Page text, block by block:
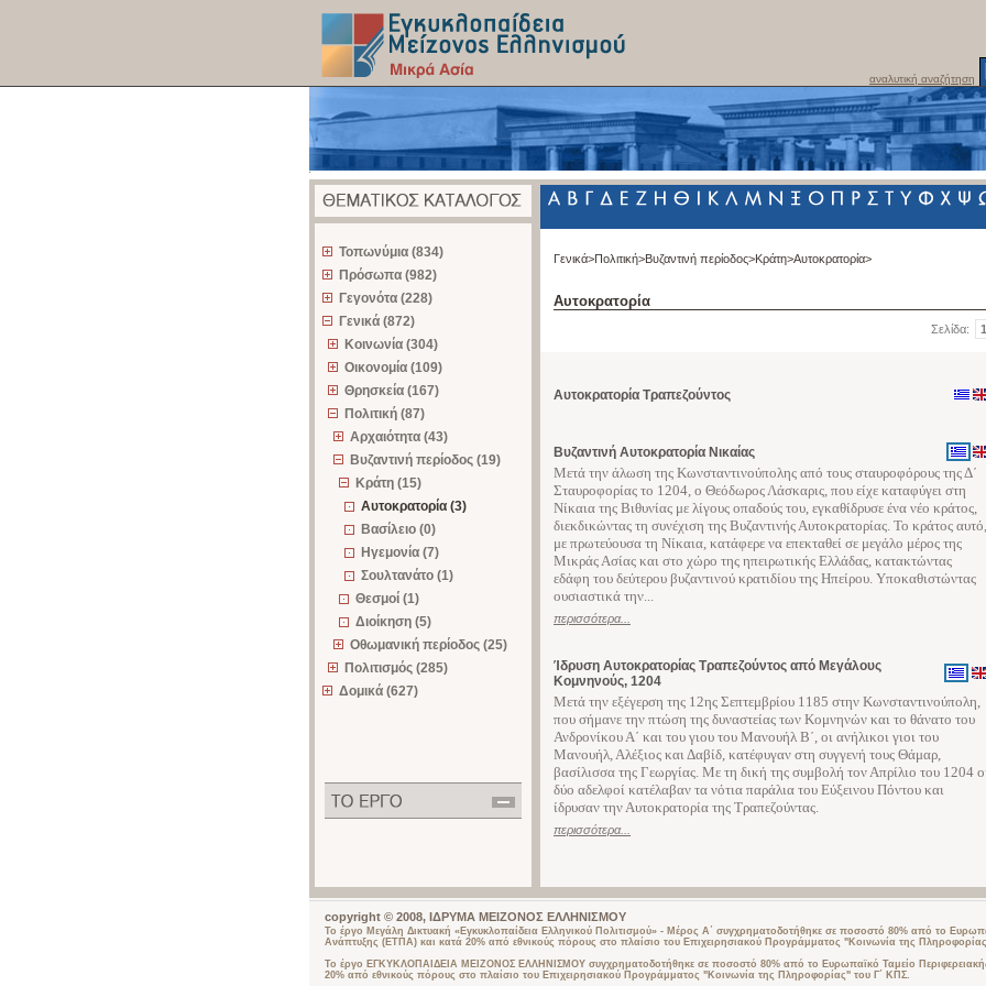
αναλυτική αναζήτηση
Τοπωνύμια (834)
Πρόσωπα (982)
Γεγονότα (228)
Γενικά (872)
Κοινωνία (304)
Οικονομία (109)
Θρησκεία (167)
Πολιτική (87)
Αρχαιότητα (43)
Βυζαντινή περίοδος (19)
Κράτη (15)
Αυτοκρατορία (3)
Βασίλειο (0)
Ηγεμονία (7)
Σουλτανάτο (1)
Θεσμοί (1)
Διοίκηση (5)
Οθωμανική περίοδος (25)
Πολιτισμός (285)
Δομικά (627)
Γενικά>Πολιτική>Βυζαντινή περίοδος>Κράτη>Αυτοκρατορία>
Αυτοκρατορία
Σελίδα: 1
Αυτοκρατορία Τραπεζούντος
Βυζαντινή Αυτοκρατορία Νικαίας
Μετά την άλωση της Κωνσταντινούπολης από τους σταυροφόρους της Δ΄
Σταυροφορίας το 1204, ο Θεόδωρος Λάσκαρις, που είχε καταφύγει στη
Νίκαια της Βιθυνίας με λίγους οπαδούς του, εγκαθίδρυσε ένα νέο κράτος,
διεκδικώντας τη συνέχιση της Βυζαντινής Αυτοκρατορίας. Το κράτος αυτό,
με πρωτεύουσα τη Νίκαια, κατάφερε να επεκταθεί σε μεγάλο μέρος της
Μικράς Ασίας και στο χώρο της ηπειρωτικής Ελλάδας, κατακτώντας
εδάφη του δεύτερου βυζαντινού κρατιδίου της Ηπείρου. Υποκαθιστώντας
ουσιαστικά την...
περισσότερα...
Ίδρυση Αυτοκρατορίας Τραπεζούντος από Μεγάλους
Κομνηνούς, 1204
Μετά την εξέγερση της 12ης Σεπτεμβρίου 1185 στην Κωνσταντινούπολη,
που σήμανε την πτώση της δυναστείας των Κομνηνών και το θάνατο του
Ανδρονίκου Α΄ και του γιου του Μανουήλ Β΄, οι ανήλικοι γιοι του
Μανουήλ, Αλέξιος και Δαβίδ, κατέφυγαν στη συγγενή τους Θάμαρ,
βασίλισσα της Γεωργίας. Με τη δική της συμβολή τον Απρίλιο του 1204
δύο αδελφοί κατέλαβαν τα νότια παράλια του Εύξεινου Πόντου και
ίδρυσαν την Αυτοκρατορία της Τραπεζούντας.
περισσότερα...
copyright © 2008, ΙΔΡΥΜΑ ΜΕΙΖΟΝΟΣ ΕΛΛΗΝΙΣΜΟΥ
Το έργο Μεγάλη Δικτυακή «Εγκυκλοπαίδεια Ελληνικού Πολιτισμού» - Μέρος Α΄ συγχρηματοδοτήθηκε σε ποσοστό 80% από το
Ανάπτυξης (ΕΤΠΑ) και κατά 20% από εθνικούς πόρους στο πλαίσιο του Επιχειρησιακού Προγράμματος "Κοινωνία της
Το έργο ΕΓΚΥΚΛΟΠΑΙΔΕΙΑ ΜΕΙΖΟΝΟΣ ΕΛΛΗΝΙΣΜΟΥ συγχρηματοδοτήθηκε σε ποσοστό 80% από το Ευρωπαϊκό Ταμείο
20% από εθνικούς πόρους στο πλαίσιο του Επιχειρησιακού Προγράμματος "Κοινωνία της Πληροφορίας" του Γ΄ ΚΠΣ.